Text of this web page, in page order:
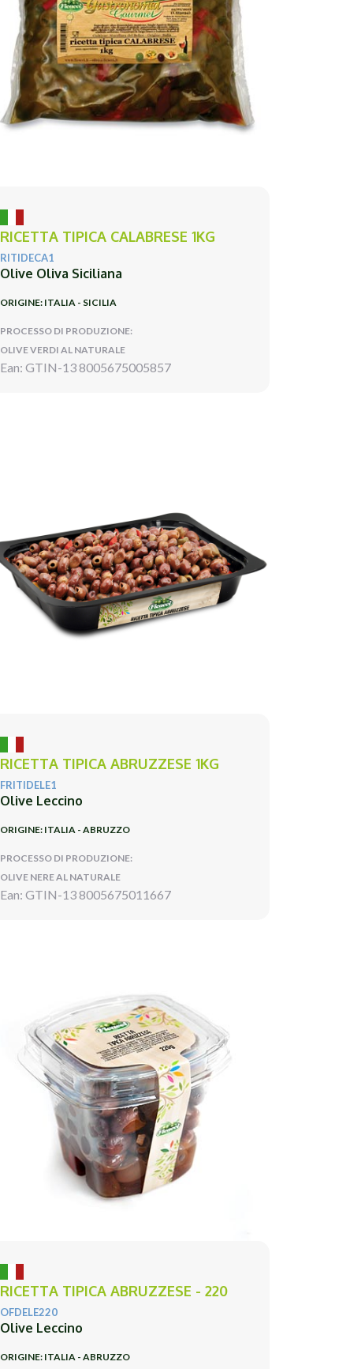
RICETTA TIPICA CALABRESE 1KG
RITIDECA1
Olive Oliva Siciliana
ORIGINE: ITALIA - SICILIA
PROCESSO DI PRODUZIONE:
OLIVE VERDI AL NATURALE
Ean: GTIN-13 8005675005857
RICETTA TIPICA ABRUZZESE 1KG
FRITIDELE1
Olive Leccino
ORIGINE: ITALIA - ABRUZZO
PROCESSO DI PRODUZIONE:
OLIVE NERE AL NATURALE
Ean: GTIN-13 8005675011667
RICETTA TIPICA ABRUZZESE - 220
OFDELE220
Olive Leccino
ORIGINE: ITALIA - ABRUZZO